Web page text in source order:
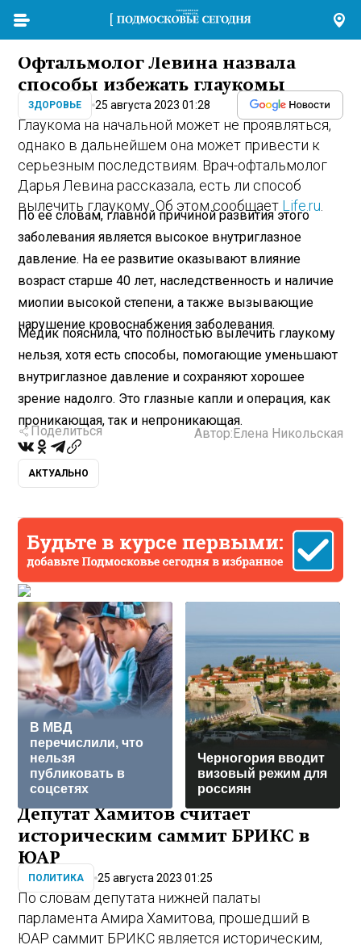
Офтальмолог Левина назвала
способы избежать глаукомы
ЗДОРОВЬЕ 25 августа 2023 01:28
Глаукома на начальной может не проявляться,
однако в дальнейшем она может привести к
серьезным последствиям. Врач-офтальмолог
Дарья Левина рассказала, есть ли способ
вылечить глаукому. Об этом сообщает Life.ru
По ее словам, главной причиной развития этого
заболевания является высокое внутриглазное
давление. На ее развитие оказывают влияние
возраст старше 40 лет, наследственность и наличие
миопии высокой степени, а также вызывающие
нарушение кровоснабжения заболевания.
Медик пояснила, что полностью вылечить глаукому
нельзя, хотя есть способы, помогающие уменьшают
внутриглазное давление и сохраняют хорошее
зрение надолго. Это глазные капли и операция, как
проникающая, так и непроникающая.
Поделиться Автор: Елена Никольская
АКТУАЛЬНО
В МВД
перечислили, что
нельзя
публиковать в
соцсетях
Черногория вводит
визовый режим для
россиян
Депутат Хамитов считает
историческим саммит БРИКС в
ЮАР
ПОЛИТИКА 25 августа 2023 01:25
По словам депутата нижней палаты
парламента Амира Хамитова, прошедший в
ЮАР саммит БРИКС является историческим,